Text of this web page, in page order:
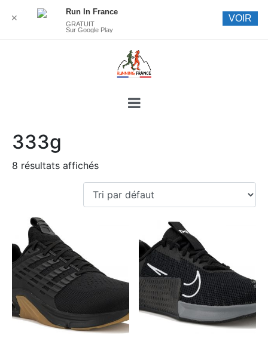
333g
8 résultats affichés
✕
Run In France
GRATUIT
Sur Google Play
VOIR